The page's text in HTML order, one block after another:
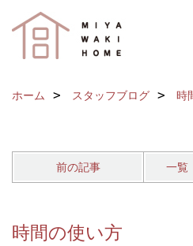
ホーム スタッフブログ 時
前の記事 一覧
時間の使い方